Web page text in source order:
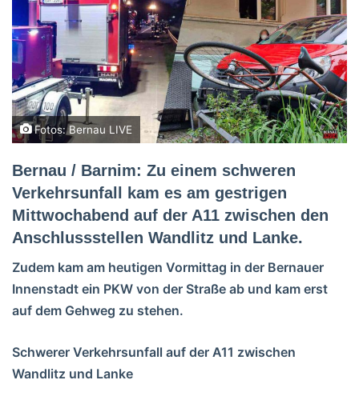
Fotos: Bernau LIVE
Bernau / Barnim: Zu einem schweren
Verkehrsunfall kam es am gestrigen
Mittwochabend auf der A11 zwischen den
Anschlussstellen Wandlitz und Lanke.
Zudem kam am heutigen Vormittag in der Bernauer
Innenstadt ein PKW von der Straße ab und kam erst
auf dem Gehweg zu stehen.
Schwerer Verkehrsunfall auf der A11 zwischen
Wandlitz und Lanke